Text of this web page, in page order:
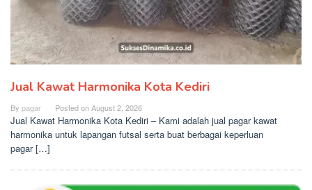
Jual Kawat Harmonika Kota Kediri
By pagar Posted onAugust 2, 2026
Jual Kawat Harmonika Kota Kediri – Kami adalah jual pagar kawat
harmonika untuk lapangan futsal serta buat berbagai keperluan
pagar […]